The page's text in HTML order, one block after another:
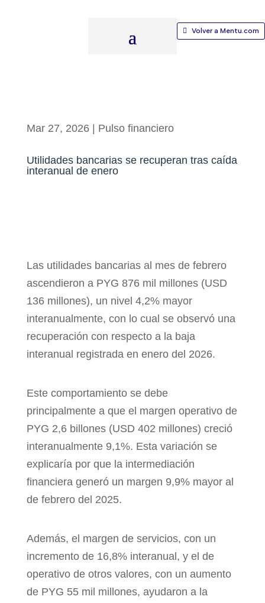
Volver a Mentu.com
Mar 27, 2026| Pulso financiero
Utilidades bancarias se recuperan tras caída
interanual de enero
Las utilidades bancarias al mes de febrero
ascendieron a PYG 876 mil millones (USD
136 millones), un nivel 4,2% mayor
interanualmente, con lo cual se observó una
recuperación con respecto a la baja
interanual registrada en enero del 2026.
Este comportamiento se debe
principalmente a que el margen operativo de
PYG 2,6 billones (USD 402 millones) creció
interanualmente 9,1%. Esta variación se
explicaría por que la intermediación
financiera generó un margen 9,9% mayor al
de febrero del 2025.
Además, el margen de servicios, con un
incremento de 16,8% interanual, y el de
operativo de otros valores, con un aumento
de PYG 55 mil millones, ayudaron a la